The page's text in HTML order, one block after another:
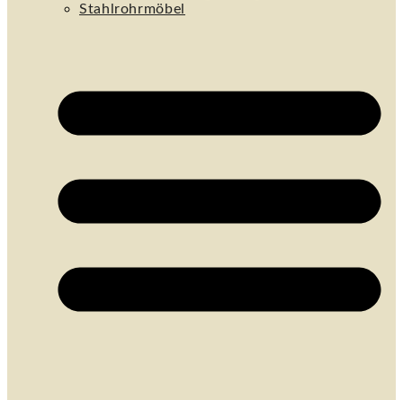
Stahlrohrmöbel